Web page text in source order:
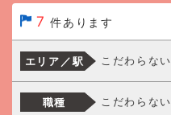
7 件あります
エリア／駅 こだわらない
職種 こだわらない